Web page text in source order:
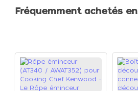
Fréquemment achetés